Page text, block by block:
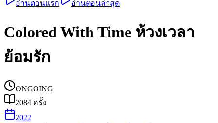
อ่านตอนแรก อ่านตอนล่าสุด
Colored With Time ห้วงเวลา
ย้อมรัก
ONGOING
2084 ครั้ง
2022